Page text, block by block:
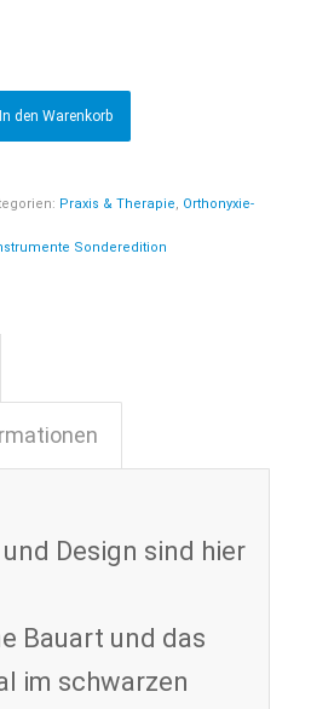
In den Warenkorb
Praxis & Therapie, Orthonyxie-
Sonderedition
Design sind hier
Bauart und das
im schwarzen